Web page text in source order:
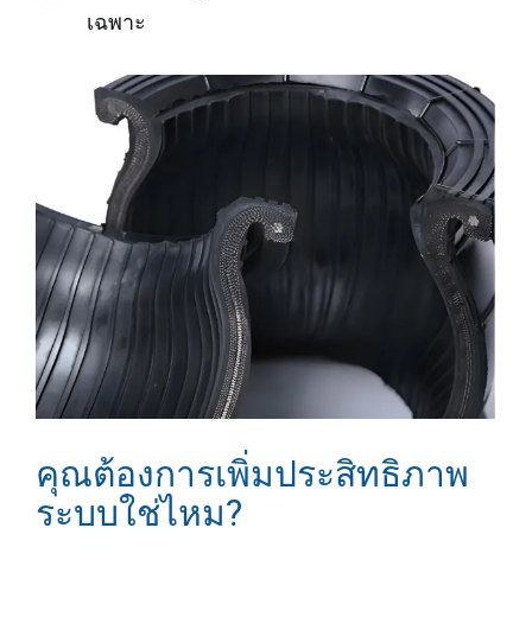
เฉพาะ
คุณต้องการเพิ่มประสิทธิภาพ
ระบบใช่ไหม?